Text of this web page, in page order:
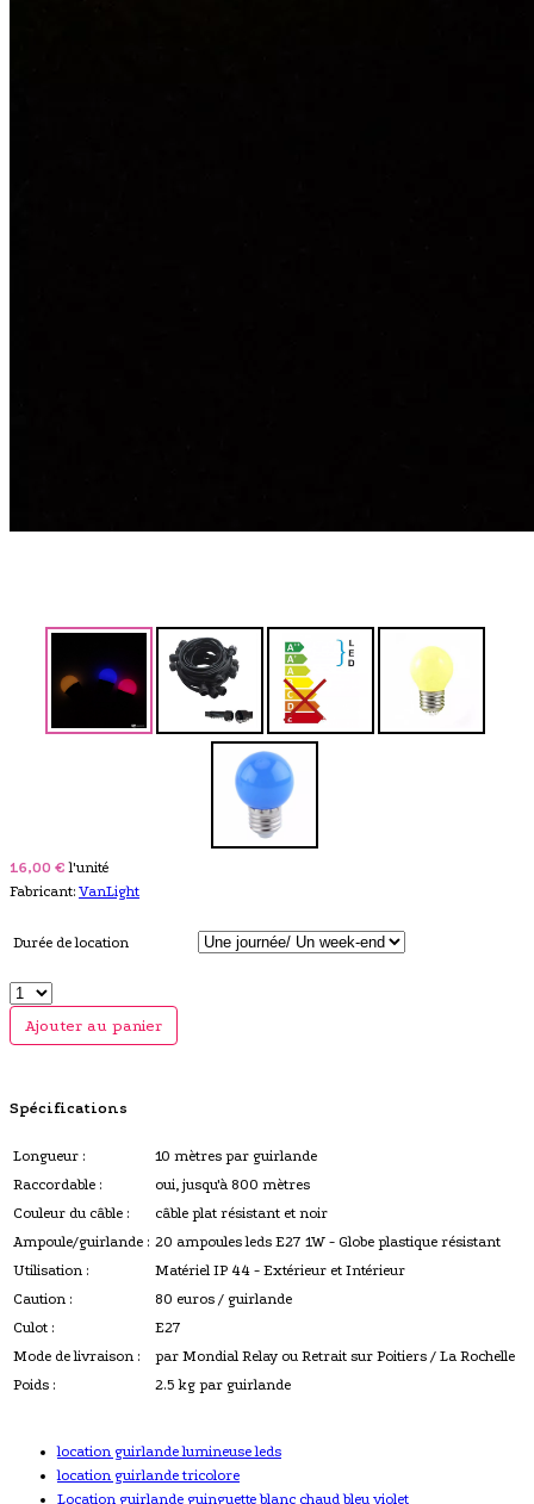
16,00 € l'unité
Fabricant: VanLight
Durée de location
Ajouter au panier
Spécifications
Longueur :
10 mètres par guirlande
Raccordable :
oui, jusqu'à 800 mètres
Couleur du câble :
câble plat résistant et noir
Ampoule/guirlande : 20 ampoules leds E27 1W - Globe plastique résistant
Utilisation :
Matériel IP 44 - Extérieur et Intérieur
Caution :
80 euros / guirlande
Culot :
E27
Mode de livraison :
par Mondial Relay ou Retrait sur Poitiers / La Rochelle
Poids :
2.5 kg par guirlande
location guirlande lumineuse leds
location guirlande tricolore
Location guirlande guinguette blanc chaud bleu violet